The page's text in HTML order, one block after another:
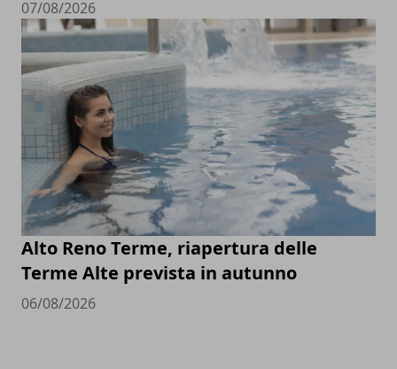
07/08/2026
Alto Reno Terme, riapertura delle
Terme Alte prevista in autunno
06/08/2026